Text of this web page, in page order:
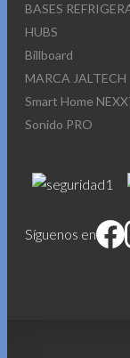
BASES
HUBS
Billboard
MARCA JALTECH
Smart Home
Sonido PRO
Síguenos en